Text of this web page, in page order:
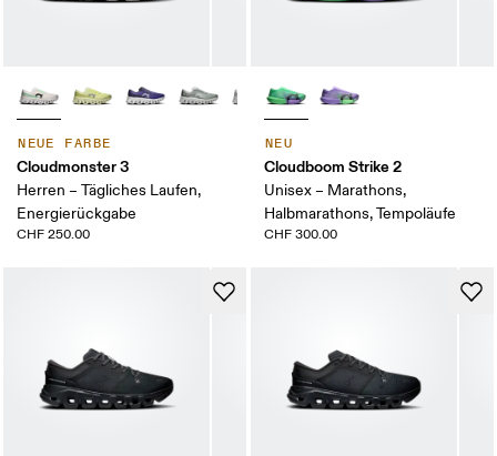
NEUE FARBE
Cloudmonster 3
Herren – Tägliches Laufen,
Energierückgabe
CHF 250.00
NEU
Cloudboom Strike 2
Unisex – Marathons,
Halbmarathons, Tempoläufe
CHF 300.00